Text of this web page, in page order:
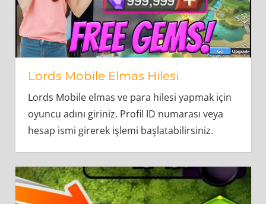
Lords Mobile Elmas Hilesi
Lords Mobile elmas ve para hilesi yapmak için
oyuncu adını giriniz. Profil ID numarası veya
hesap ismi girerek işlemi başlatabilirsiniz.